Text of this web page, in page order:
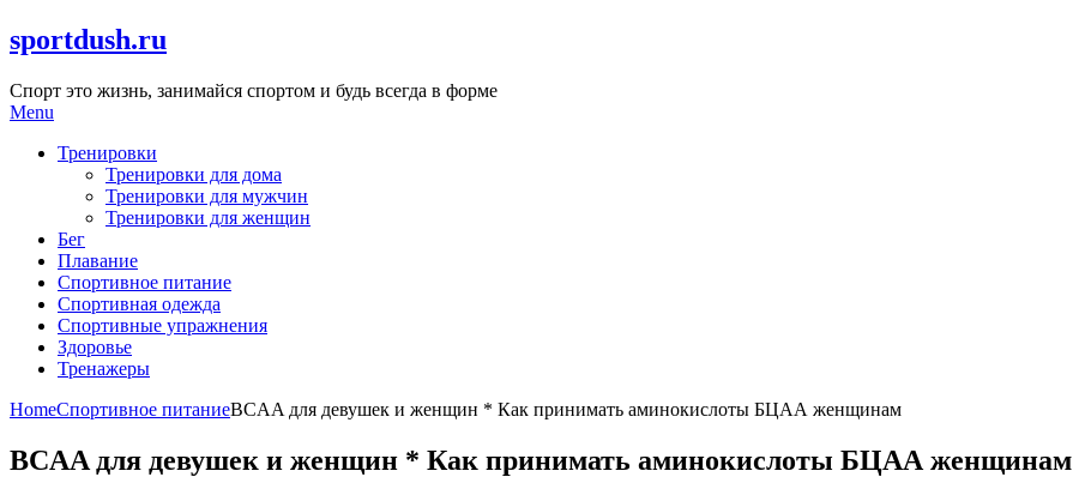
Skip
to
sportdush.ru
Спорт это жизнь, занимайся спортом и будь всегда в форме
Menu
Тренировки
Тренировки для дома
Тренировки для мужчин
Тренировки для женщин
Бег
Плавание
Спортивное питание
Спортивная одежда
Спортивные упражнения
Здоровье
Тренажеры
HomeСпортивное питаниеBCAA для девушек и женщин * Как принимать аминокислоты БЦАА женщинам
BCAA для девушек и женщин * Как принимать аминокислоты БЦАА женщинам